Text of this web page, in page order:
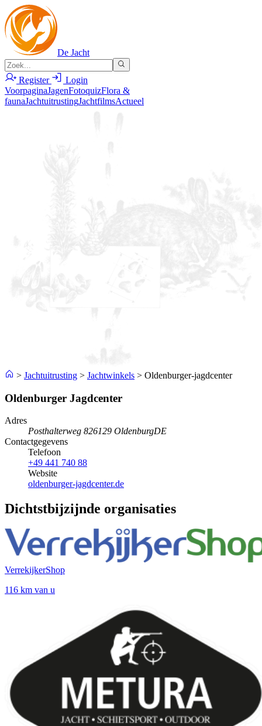
De Jacht
Register
Login
VoorpaginaJagenFotoquizFlora &
faunaJachtuitrustingJachtfilmsActueel
> Jachtuitrusting > Jachtwinkels > Oldenburger-jagdcenter
Oldenburger Jagdcenter
Adres
Posthalterweg 826129 OldenburgDE
Contactgegevens
Telefoon
+49 441 740 88
Website
oldenburger-jagdcenter.de
Dichtstbijzijnde organisaties
VerrekijkerShop
116 km van u